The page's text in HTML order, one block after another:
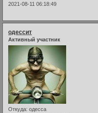
2021-08-11 06:18:49
одессит
Активный участник
Откуда: одесса